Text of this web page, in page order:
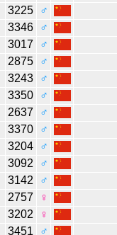
3225
♂
3346
♂
3017
♂
2875
♂
3243
♂
3350
♂
2637
♂
3370
♂
3204
♂
3092
♂
3142
♂
2757
♀
3202
♀
3451 ♂